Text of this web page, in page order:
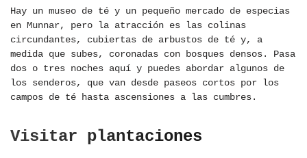
Hay un museo de té y un pequeño mercado de especias
en Munnar, pero la atracción es las colinas
circundantes, cubiertas de arbustos de té y, a
medida que subes, coronadas con bosques densos. Pasa
dos o tres noches aquí y puedes abordar algunos de
los senderos, que van desde paseos cortos por los
campos de té hasta ascensiones a las cumbres.
Visitar plantaciones